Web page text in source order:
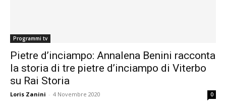
Programmi tv
Pietre d’inciampo: Annalena Benini racconta
la storia di tre pietre d’inciampo di Viterbo
su Rai Storia
Loris Zanini - 4 Novembre 2020 0